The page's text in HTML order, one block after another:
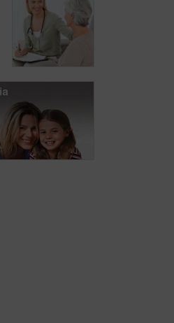
Lichaamsbeweging
als wapen tegen
veneuze
trombose
Levensstijl, een
volwaardige
therapie